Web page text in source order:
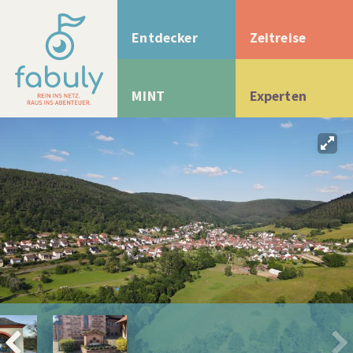
Entdecker Zeitreise
MINT Experten